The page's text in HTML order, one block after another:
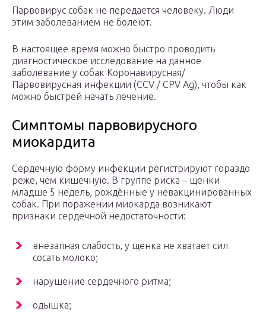
Парвовирус собак не передается человеку. Люди
этим заболеванием не болеют.
В настоящее время можно быстро проводить
диагностическое исследование на данное
заболевание у собак Коронавирусная/
Парвовирусная инфекции (CCV / CPV Ag), чтобы как
можно быстрей начать лечение.
Симптомы парвовирусного
миокардита
Сердечную форму инфекции регистрируют гораздо
реже, чем кишечную. В группе риска – щенки
младше 5 недель, рождённые у невакцинированных
собак. При поражении миокарда возникают
признаки сердечной недостаточности:
внезапная слабость, у щенка не хватает сил
сосать молоко;
нарушение сердечного ритма;
одышка;